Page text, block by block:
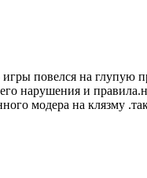
повелся на глупую
нарушения и
модера на клязму